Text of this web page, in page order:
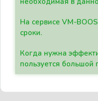
На сервисе VM-
сроки.
Когда нужна
пользуется